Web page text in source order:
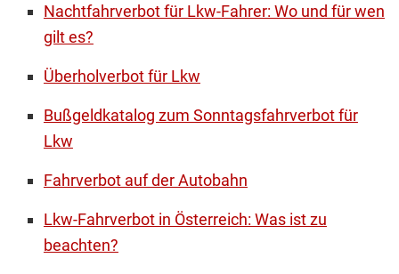
Nachtfahrverbot für Lkw-Fahrer: Wo und für wen
gilt es?
Überholverbot für Lkw
Bußgeldkatalog zum Sonntagsfahrverbot für
Lkw
Fahrverbot auf der Autobahn
Lkw-Fahrverbot in Österreich: Was ist zu
beachten?